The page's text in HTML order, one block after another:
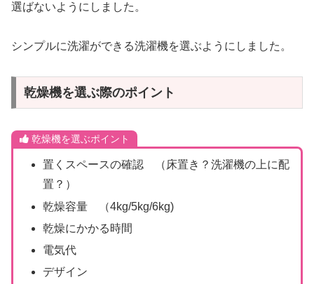
選ばないようにしました。
シンプルに洗濯ができる洗濯機を選ぶようにしました。
乾燥機を選ぶ際のポイント
乾燥機を選ぶポイント
置くスペースの確認 （床置き？洗濯機の上に配
置？）
乾燥容量 （4kg/5kg/6kg)
乾燥にかかる時間
電気代
デザイン